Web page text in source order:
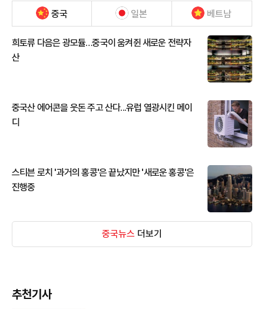
중국 일본 베트남
희토류 다음은 광모듈…중국이 움켜쥔 새로운 전략자
산
중국산 에어콘을 웃돈 주고 산다...유럽 열광시킨 메이
디
스티븐 로치 '과거의 홍콩'은 끝났지만 '새로운 홍콩'은
진행중
중국뉴스 더보기
추천기사